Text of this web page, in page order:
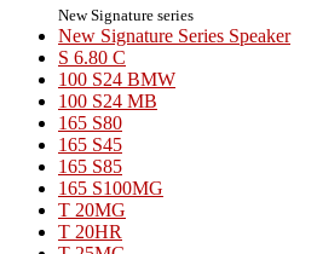
New Signature series
New Signature Series Speaker
S 6.80 C
100 S24 BMW
100 S24 MB
165 S80
165 S45
165 S85
165 S100MG
T 20MG
T 20HR